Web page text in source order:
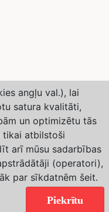
by the Norwegian
All
angļu val.), lai
satura kvalitāti,
un optimizētu tās
tikai atbilstoši
arī mūsu sadarbības
(operatori),
par sīkdatnēm šeit.
Piekrītu